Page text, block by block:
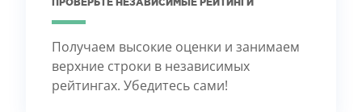
Получаем высокие оценки и занимаем
верхние строки в независимых
рейтингах. Убедитесь сами!